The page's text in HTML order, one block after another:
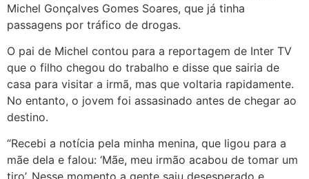
Michel Gonçalves Gomes Soares, que já tinha
passagens por tráfico de drogas.
O pai de Michel contou para a reportagem de Inter TV
que o filho chegou do trabalho e disse que sairia de
casa para visitar a irmã, mas que voltaria rapidamente.
No entanto, o jovem foi assasinado antes de chegar ao
destino.
“Recebi a notícia pela minha menina, que ligou para a
mãe dela e falou: ‘Mãe, meu irmão acabou de tomar um